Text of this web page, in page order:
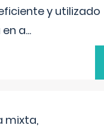
y utilizado
a...
mixta,